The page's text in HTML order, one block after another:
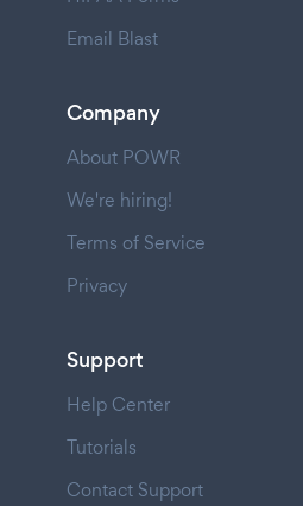
Email Blast
Company
About POWR
We're hiring!
Terms of Service
Privacy
Support
Help Center
Tutorials
Contact Support